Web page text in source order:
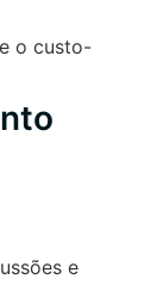
o custo-
e